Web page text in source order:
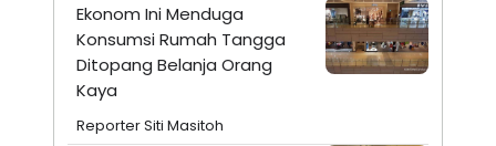
Ekonom Ini Menduga
Konsumsi Rumah Tangga
Ditopang Belanja Orang
Kaya
Reporter Siti Masitoh